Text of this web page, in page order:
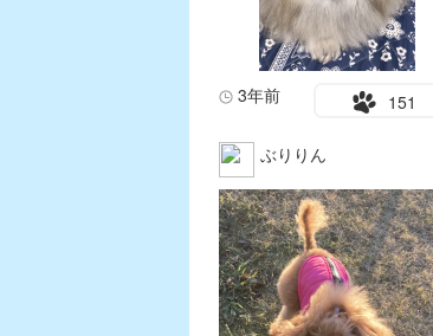
3年前 151
ぶりりん